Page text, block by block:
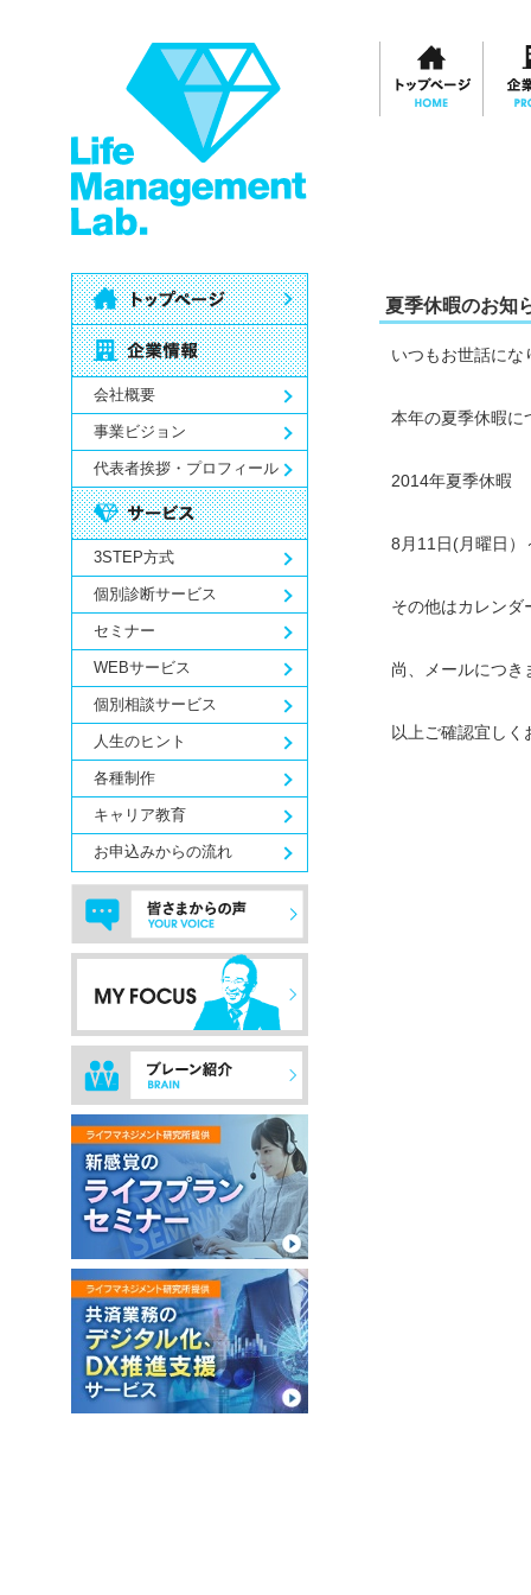
会社概要
事業ビジョン
代表者挨拶・プロフィール
3STEP方式
個別診断サービス
セミナー
WEBサービス
個別相談サービス
人生のヒント
各種制作
キャリア教育
お申込みからの流れ
夏季休暇のお知
いつもお世話にな
本年の夏季休暇に
2014年夏季休暇
8月11日(月曜日）
その他はカレンダ
尚、メールにつき
以上ご確認宜し